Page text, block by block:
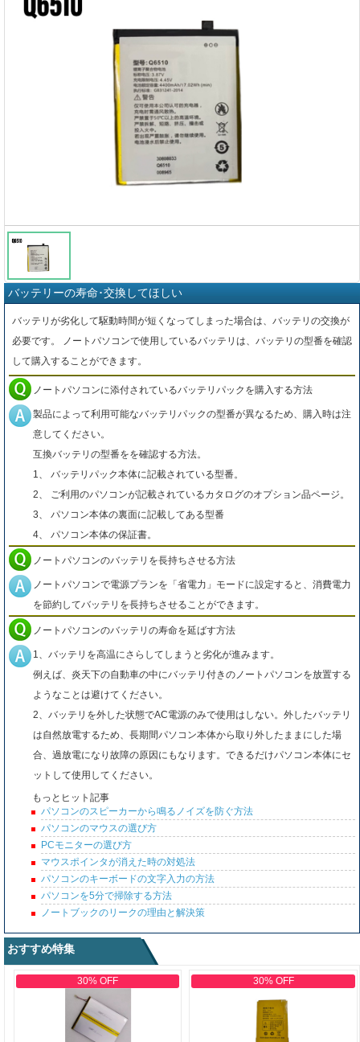
バッテリーの寿命･交換してほしい
バッテリが劣化して駆動時間が短くなってしまった場合は、バッテリの交換が
必要です。 ノートパソコンで使用しているバッテリは、バッテリの型番を確認
して購入することができます。
ノートパソコンに添付されているバッテリパックを購入する方法
製品によって利用可能なバッテリパックの型番が異なるため、購入時は注
意してください。
互換バッテリの型番をを確認する方法。
1、 バッテリパック本体に記載されている型番。
2、 ご利用のパソコンが記載されているカタログのオプション品ページ。
3、 パソコン本体の裏面に記載してある型番
4、 パソコン本体の保証書。
ノートパソコンのバッテリを長持ちさせる方法
ノートパソコンで電源プランを「省電力」モードに設定すると、消費電力
を節約してバッテリを長持ちさせることができます。
ノートパソコンのバッテリの寿命を延ばす方法
1、バッテリを高温にさらしてしまうと劣化が進みます。
例えば、炎天下の自動車の中にバッテリ付きのノートパソコンを放置する
ようなことは避けてください。
2、バッテリを外した状態でAC電源のみで使用はしない。外したバッテリ
は自然放電するため、長期間パソコン本体から取り外したままにした場
合、過放電になり故障の原因にもなります。できるだけパソコン本体にセ
ットして使用してください。
もっとヒット記事
パソコンのスピーカーから鳴るノイズを防ぐ方法
パソコンのマウスの選び方
PCモニターの選び方
マウスポインタが消えた時の対処法
パソコンのキーボードの文字入力の方法
パソコンを5分で掃除する方法
ノートブックのリークの理由と解決策
おすすめ特集
30% OFF 30% OFF